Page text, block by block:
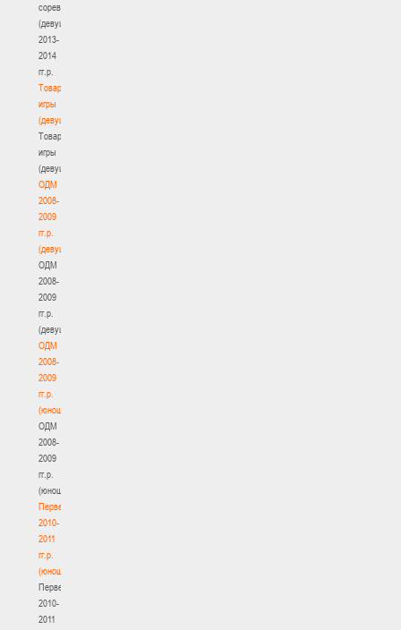
соревнования
(девушки)
2013-
2014
гг.р.
Товарищеские
игры
(девушки)
Товарищеские
игры
(девушки)
ОДМ
2008-
2009
гг.р.
(девушки)
ОДМ
2008-
2009
гг.р.
(девушки)
ОДМ
2008-
2009
гг.р.
(юноши)
ОДМ
2008-
2009
гг.р.
(юноши)
Первенство
2010-
2011
гг.р.
(юноши)
Первенство
2010-
2011